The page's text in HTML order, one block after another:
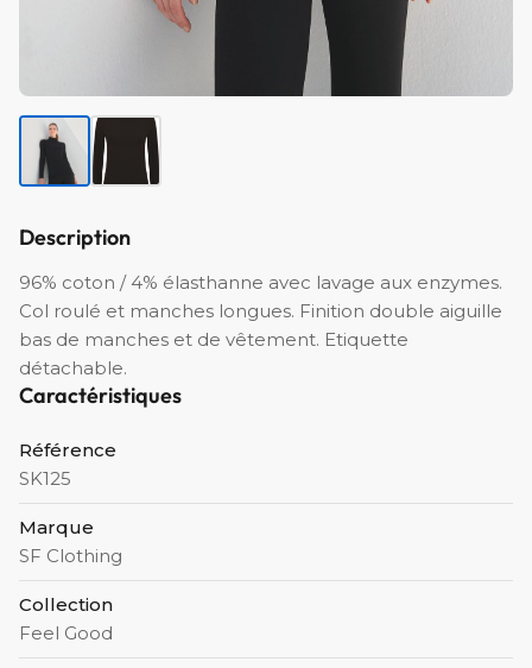
Description
96% coton / 4% élasthanne avec lavage aux enzymes.
Col roulé et manches longues. Finition double aiguille
bas de manches et de vêtement. Etiquette
détachable.
Caractéristiques
Référence
SK125
Marque
SF Clothing
Collection
Feel Good